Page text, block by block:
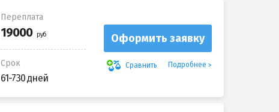
Переплата
Срок
61-730 дней
Оформить заявку
Сравнить Подробнее